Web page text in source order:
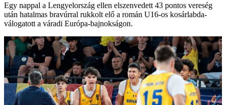
Egy nappal a Lengyelország ellen elszenvedett 43 pontos vereség
után hatalmas bravúrral rukkolt elő a román U16-os kosárlabda-
válogatott a váradi Európa-bajnokságon.